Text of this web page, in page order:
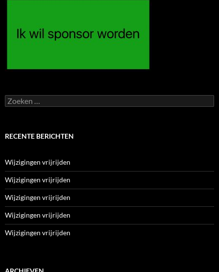
Zoeken
naar:
RECENTE BERICHTEN
Wijzigingen vrijrijden
Wijzigingen vrijrijden
Wijzigingen vrijrijden
Wijzigingen vrijrijden
Wijzigingen vrijrijden